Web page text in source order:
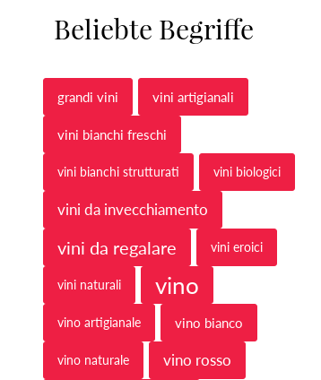
Beliebte Begriffe
grandi vini vini artigianali
vini bianchi freschi
vini bianchi strutturati vini biologici
vini da invecchiamento
vini da regalare vini eroici
vini naturali vino
vino artigianale vino bianco
vino naturale vino rosso